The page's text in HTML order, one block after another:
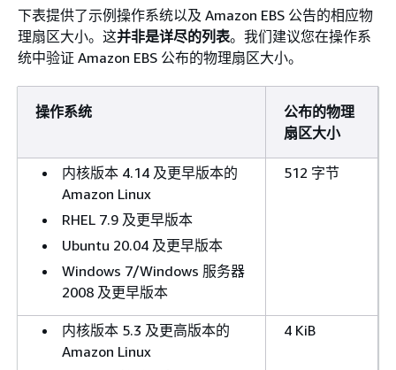
下表提供了示例操作系统以及 Amazon EBS 公告的相应物
理扇区大小。这并非是详尽的列表。我们建议您在操作系
统中验证 Amazon EBS 公布的物理扇区大小。
操作系统
公布的物理
扇区大小
内核版本 4.14 及更早版本的
Amazon Linux
RHEL 7.9 及更早版本
Ubuntu 20.04 及更早版本
Windows 7/Windows 服务器
2008 及更早版本
512 字节
内核版本 5.3 及更高版本的
Amazon Linux
4 KiB